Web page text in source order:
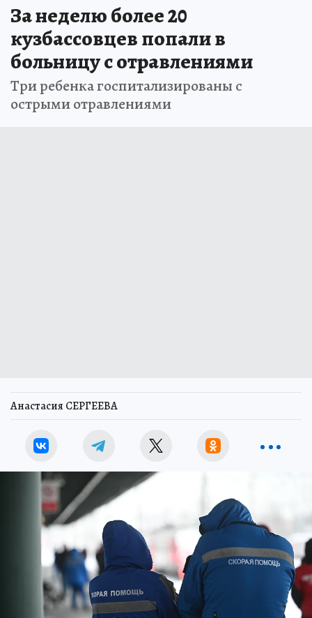
За неделю более 20
кузбассовцев попали в
больницу с отравлениями
Три ребенка госпитализированы с
острыми отравлениями
Анастасия СЕРГЕЕВА